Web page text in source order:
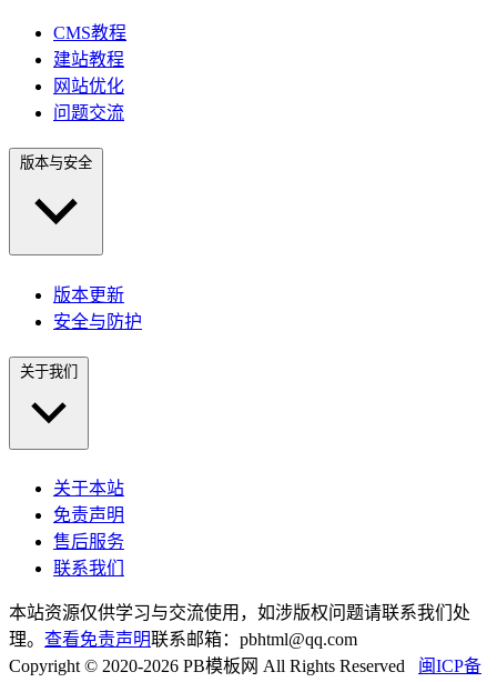
CMS教程
建站教程
网站优化
问题交流
版本与安全
版本更新
安全与防护
关于我们
关于本站
免责声明
售后服务
联系我们
本站资源仅供学习与交流使用，如涉版权问题请联系我们处
理。 查看免责声明联系邮箱：pbhtml@qq.com
Copyright © 2020-2026 PB模板网 All Rights Reserved 闽ICP备